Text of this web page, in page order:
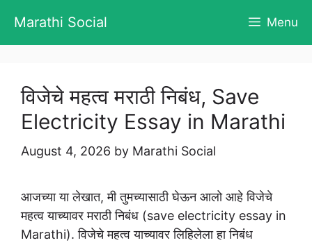
content
Marathi Social Menu
विजेचे महत्व मराठी निबंध, Save
Electricity Essay in Marathi
August 4, 2026 by Marathi Social
आजच्या या लेखात, मी तुमच्यासाठी घेऊन आलो आहे विजेचे
महत्व याच्यावर मराठी निबंध (save electricity essay in
Marathi). विजेचे महत्व याच्यावर लिहिलेला हा निबंध